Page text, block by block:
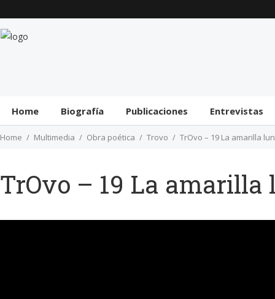
Home Biografía Publicaciones Entrevistas
Home Multimedia Obra poética Trovo TrOvo – 19 La amarilla
TrOvo – 19 La amarilla